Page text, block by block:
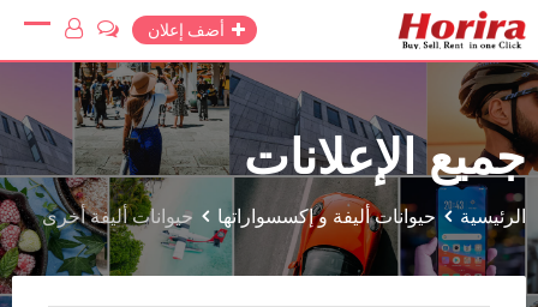
Skip
content
أضف إعلان
جميع الإعلانات
الرئيسية حيوانات أليفة و إكسسواراتها حيوانات أليفة أخرى